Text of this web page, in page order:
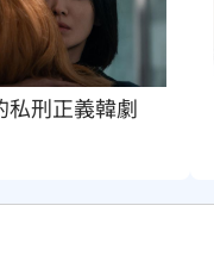
私刑正義韓劇